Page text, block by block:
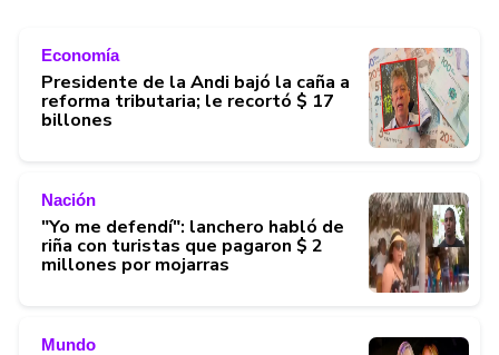
Economía
Presidente de la Andi bajó la caña a
reforma tributaria; le recortó $ 17
billones
Nación
"Yo me defendí": lanchero habló de
riña con turistas que pagaron $ 2
millones por mojarras
Mundo